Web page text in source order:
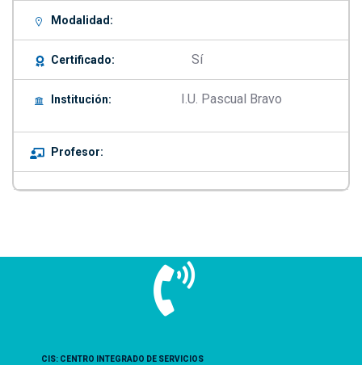
Modalidad:
Certificado: Sí
Institución: I.U. Pascual Bravo
Profesor:
CIS: CENTRO INTEGRADO DE SERVICIOS